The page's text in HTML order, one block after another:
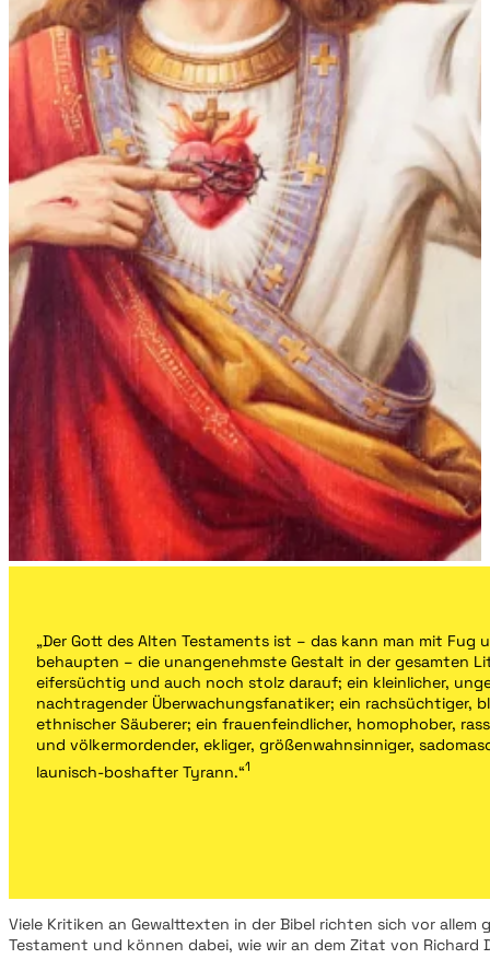
„Der Gott des Alten Testaments ist – das kann man mit Fug
behaupten – die unangenehmste Gestalt in der gesamten
eifersüchtig und auch noch stolz darauf; ein kleinlicher,
nachtragender Überwachungsfanatiker; ein rachsüchtiger,
ethnischer Säuberer; ein frauenfeindlicher, homophober,
und völkermordender, ekliger, größenwahnsinniger,
launisch-boshafter Tyrann.“1
Viele Kritiken an Gewalttexten in der Bibel richten sich vor allem
Testament und können dabei, wie wir an dem Zitat von Richard